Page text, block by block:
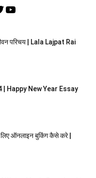
YouTube
परिचय | Lala Lajpat Rai
| Happy New Year Essay
ऑनलाइन बुकिंग कैसे करे |